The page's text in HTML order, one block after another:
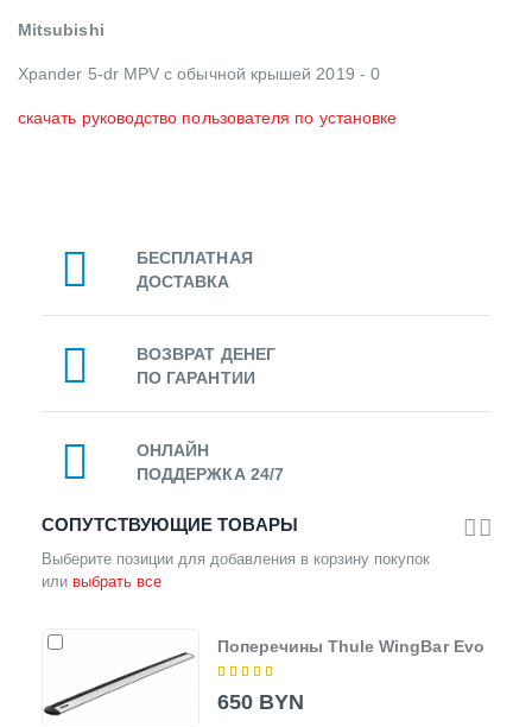
Mitsubishi
Xpander 5-dr MPV с обычной крышей 2019 - 0
скачать руководство пользователя по установке
БЕСПЛАТНАЯ
ДОСТАВКА
ВОЗВРАТ ДЕНЕГ
ПО ГАРАНТИИ
ОНЛАЙН
ПОДДЕРЖКА 24/7
СОПУТСТВУЮЩИЕ ТОВАРЫ
Выберите позиции для добавления в корзину покупок
или выбрать все
Поперечины Thule WingBar Evo
650 BYN